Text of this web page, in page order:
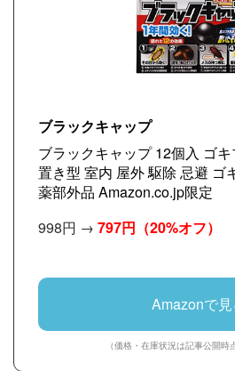
ブラックキャップ
ブラックキャップ 12個入 ゴ
置き型 室内 屋外 駆除 忌避 ゴ
薬部外品 Amazon.co.jp限定
998円 → 797円 （20%オフ）
Amazonで見
（価格・在庫状況は記事公開時